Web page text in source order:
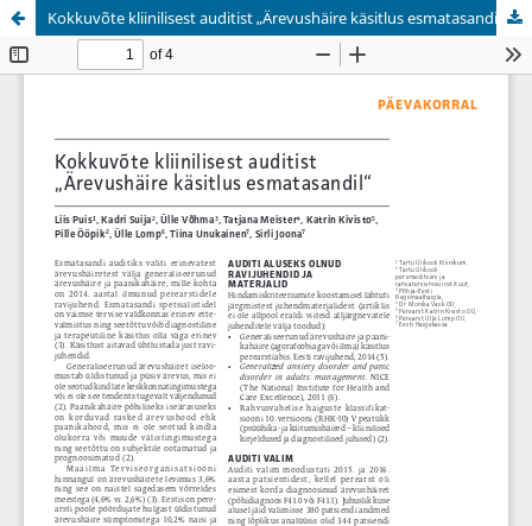
Kokkuvõte kliinilisest auditist „Ärevushäire käsitlus esmatasandil“